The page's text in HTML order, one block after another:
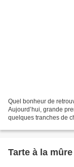
Quel bonheur de
Aujourd’hui, grande
quelques tranches de
Tarte à la